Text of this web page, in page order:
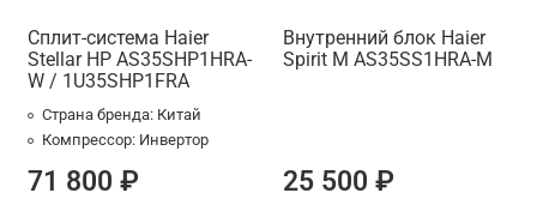
Сплит-система Haier
Stellar HP AS35SHP1HRA-
W / 1U35SHP1FRA
Страна бренда: Китай
Компрессор: Инвертор
71 800 ₽
Внутренний блок Haier
Spirit M AS35SS1HRA-M
25 500 ₽